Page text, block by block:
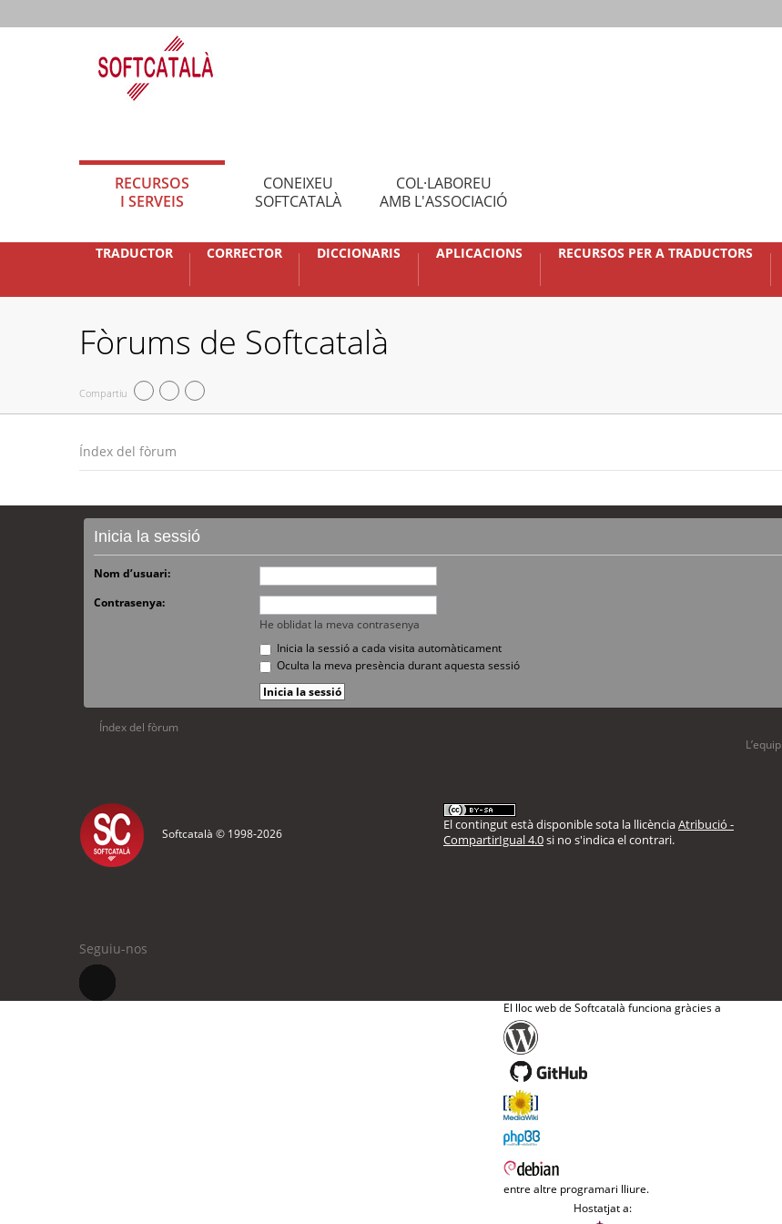
RECURSOS
I SERVEIS
CONEIXEU
SOFTCATALÀ
COL·LABOREU
AMB L'ASSOCIACIÓ
TRADUCTOR CORRECTOR DICCIONARIS APLICACIONS RECURSOS PER A TRADUCTORS
Fòrums de Softcatalà
Compartiu
Índex del fòrum
Inicia la sessió
Nom d’usuari:
Contrasenya:
He oblidat la meva contrasenya
Inicia la sessió a cada visita automàticament
Oculta la meva presència durant aquesta sessió
Índex del fòrum
L’equip
Softcatalà © 1998-2026
El contingut està disponible sota la llicènciaAtribució -
CompartirIgual 4.0si no s'indica el contrari.
Seguiu-nos
El lloc web de Softcatalà funciona gràcies a
entre altre programari lliure.
Hostatjat a: